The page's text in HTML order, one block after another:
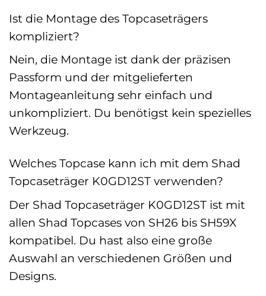
Ist die Montage des Topcaseträgers
kompliziert?
Nein, die Montage ist dank der präzisen
Passform und der mitgelieferten
Montageanleitung sehr einfach und
unkompliziert. Du benötigst kein spezielles
Werkzeug.
Welches Topcase kann ich mit dem Shad
Topcaseträger K0GD12ST verwenden?
Der Shad Topcaseträger K0GD12ST ist mit
allen Shad Topcases von SH26 bis SH59X
kompatibel. Du hast also eine große
Auswahl an verschiedenen Größen und
Designs.